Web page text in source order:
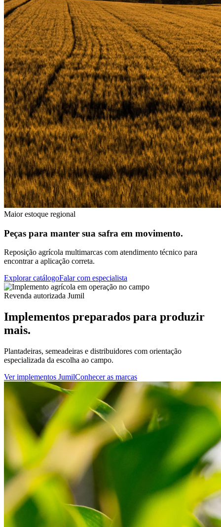
Maior estoque regional
Peças para manter sua safra em movimento.
Reposição agrícola multimarcas com atendimento técnico para
encontrar a aplicação correta.
Explorar catálogoFalar com especialista
Revenda autorizada Jumil
Implementos preparados para produzir
mais.
Plantadeiras, semeadeiras e distribuidores com orientação
especializada da escolha ao campo.
Ver implementos JumilConhecer as marcas